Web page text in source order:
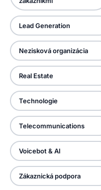
Lead Generation
Nezisková organizácia
Real Estate
Technologie
Telecommunications
Voicebot & AI
Zákaznická podpora